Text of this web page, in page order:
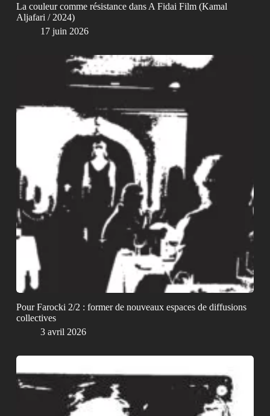
La couleur comme résistance dans A Fidai Film (Kamal
Aljafari / 2024)
17 juin 2026
Pour Farocki 2/2 : former de nouveaux espaces de diffusions
collectives
3 avril 2026